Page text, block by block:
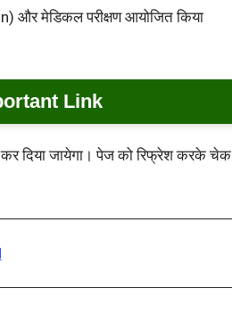
और मेडिकल परीक्षण आयोजित किया
Link
कर दिया जायेगा। पेज को रिफ्रेश करके चेक